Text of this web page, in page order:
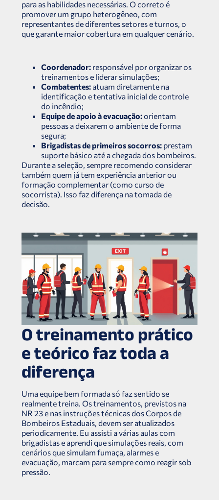
para as habilidades necessárias. O correto é
promover um grupo heterogêneo, com
representantes de diferentes setores e turnos, o
que garante maior cobertura em qualquer cenário.
Coordenador: responsável por organizar os
treinamentos e liderar simulações;
Combatentes: atuam diretamente na
identificação e tentativa inicial de controle
do incêndio;
Equipe de apoio à evacuação:orientam
pessoas a deixarem o ambiente de forma
segura;
Brigadistas de primeiros socorros: prestam
suporte básico até a chegada dos bombeiros.
Durante a seleção, sempre recomendo considerar
também quem já tem experiência anterior ou
formação complementar (como curso de
socorrista). Isso faz diferença na tomada de
decisão.
O treinamento prático
e teórico faz toda a
diferença
Uma equipe bem formada só faz sentido se
realmente treina. Os treinamentos, previstos na
NR 23 e nas instruções técnicas dos Corpos de
Bombeiros Estaduais, devem ser atualizados
periodicamente. Eu assisti a várias aulas com
brigadistas e aprendi que simulações reais, com
cenários que simulam fumaça, alarmes e
evacuação, marcam para sempre como reagir sob
pressão.